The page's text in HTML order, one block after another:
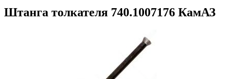
Штанга толкателя 740.1007176 КамАЗ